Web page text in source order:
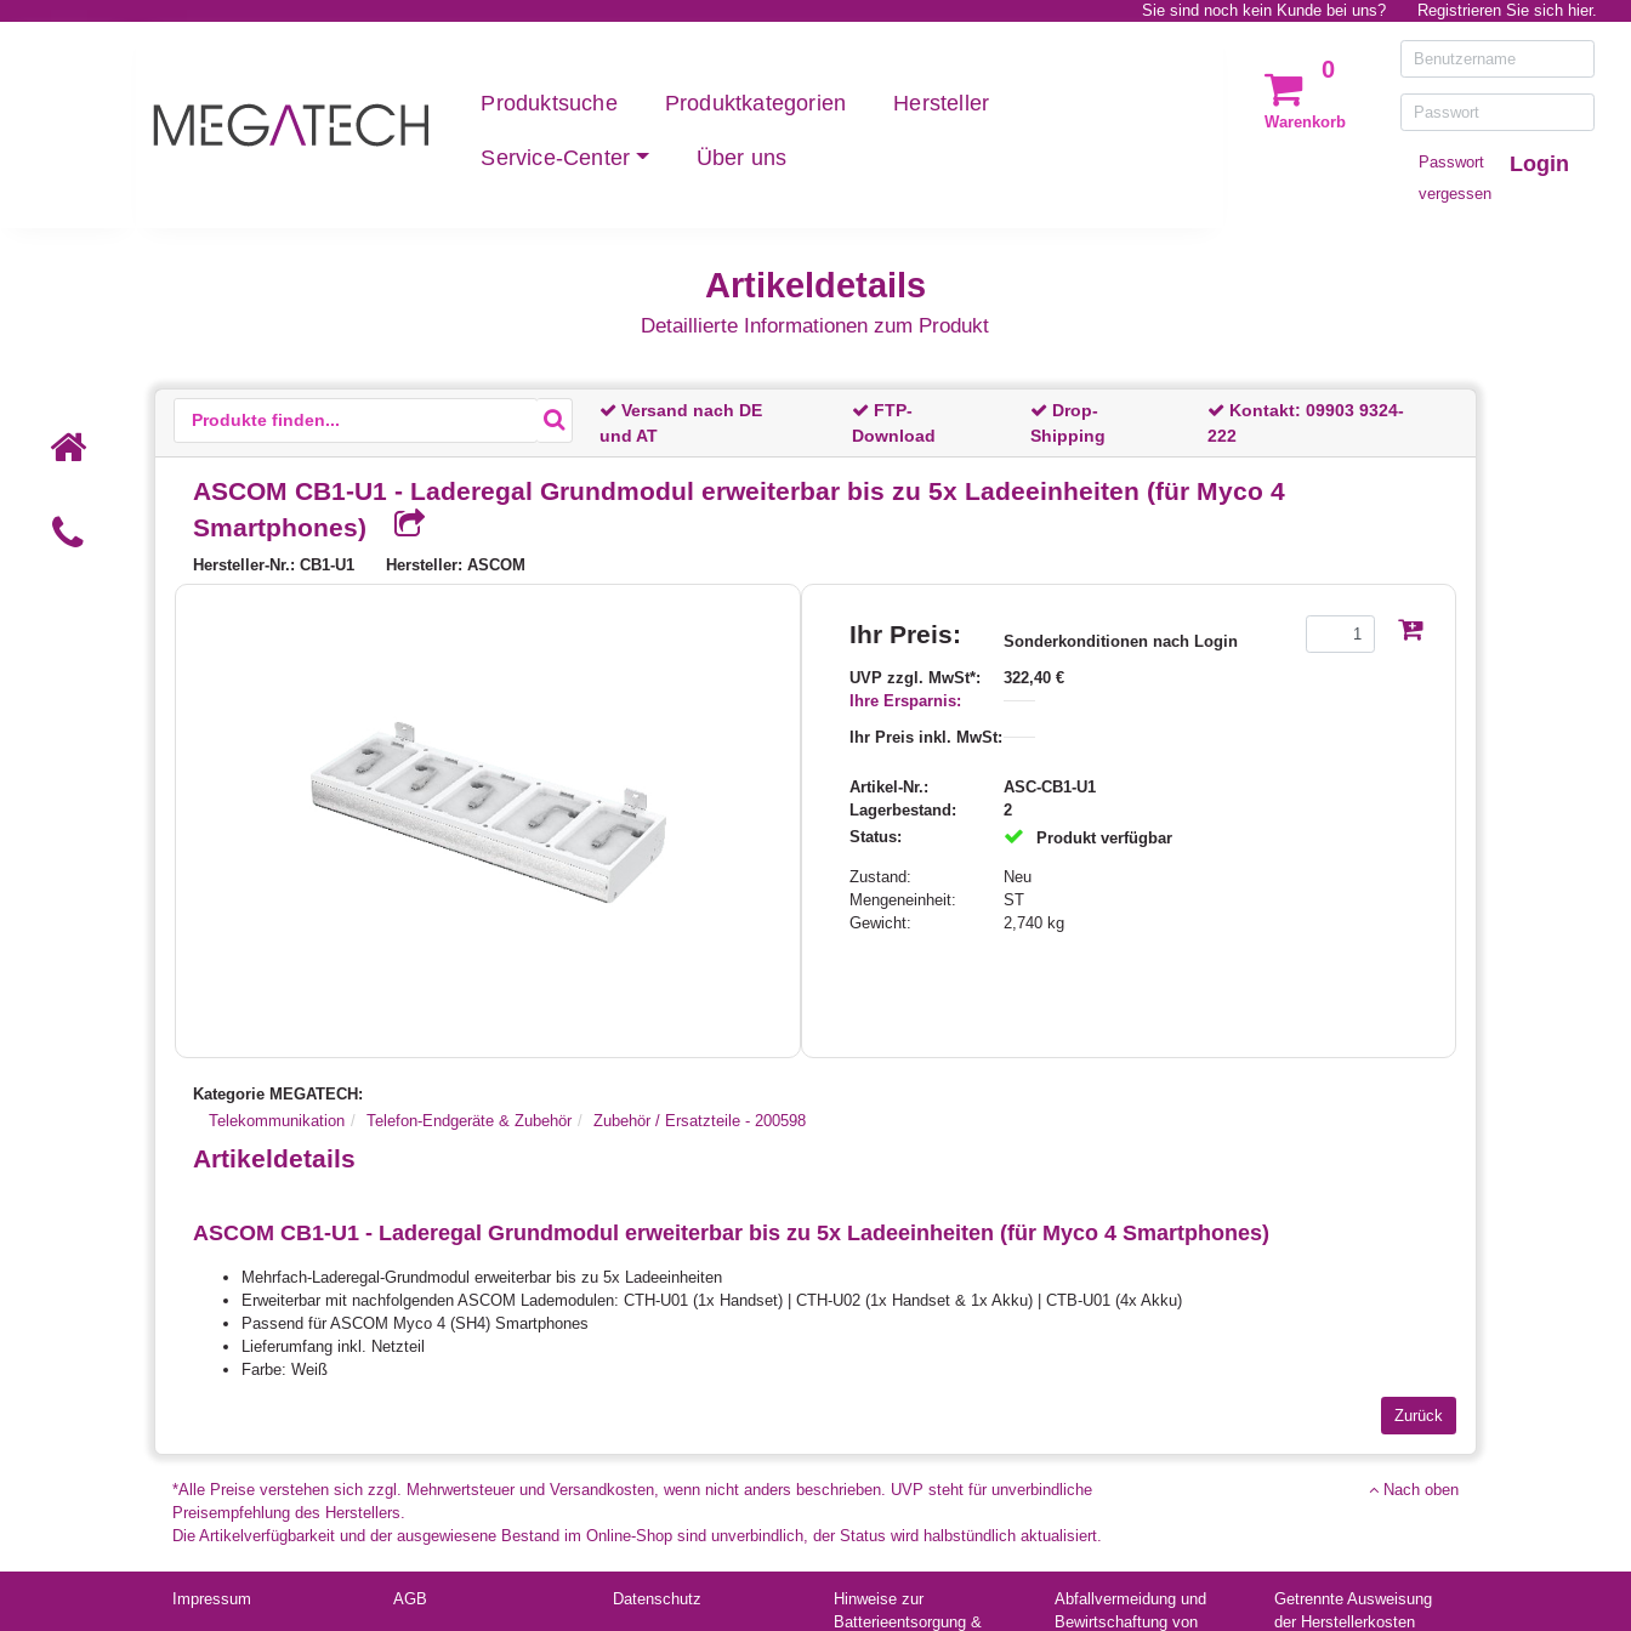
Sie sind noch kein Kunde bei uns? Registrieren Sie sich hier.
Produktsuche Produktkategorien Hersteller
Service-Center Über uns
0
Warenkorb
Passwort
vergessen
Login
Artikeldetails
Detaillierte Informationen zum Produkt
Versand nach DE
und AT
FTP-
Download
Drop-
Shipping
Kontakt:09903 9324-
222
ASCOM CB1-U1 - Laderegal Grundmodul erweiterbar bis zu 5x Ladeeinheiten (für Myco 4
Smartphones)
Hersteller-Nr.: CB1-U1 Hersteller: ASCOM
Ihr Preis:
Sonderkonditionen nach Login
UVP zzgl. MwSt*:
322,40 €
Ihre Ersparnis:
Ihr Preis inkl. MwSt:
Artikel-Nr.:
ASC-CB1-U1
Lagerbestand:
2
Status:
Produkt verfügbar
Zustand:
Neu
Mengeneinheit:
ST
Gewicht:
2,740 kg
Kategorie MEGATECH:
Telekommunikation
Telefon-Endgeräte & Zubehör Zubehör / Ersatzteile - 200598
Artikeldetails
ASCOM CB1-U1 - Laderegal Grundmodul erweiterbar bis zu 5x Ladeeinheiten (für Myco 4 Smartphones)
Mehrfach-Laderegal-Grundmodul erweiterbar bis zu 5x Ladeeinheiten
Erweiterbar mit nachfolgenden ASCOM Lademodulen: CTH-U01 (1x Handset) | CTH-U02 (1x Handset & 1x Akku) | CTB-U01 (4x Akku)
Passend für ASCOM Myco 4 (SH4) Smartphones
Lieferumfang inkl. Netzteil
Farbe: Weiß
*Alle Preise verstehen sich zzgl. Mehrwertsteuer und Versandkosten, wenn nicht anders beschrieben. UVP steht für unverbindliche
Preisempfehlung des Herstellers.
Die Artikelverfügbarkeit und der ausgewiesene Bestand im Online-Shop sind unverbindlich, der Status wird halbstündlich aktualisiert.
Nach oben
Impressum AGB Datenschutz
Hinweise zur
Batterieentsorgung &
Abfallvermeidung und
Bewirtschaftung von
Getrennte Ausweisung
der Herstellerkosten